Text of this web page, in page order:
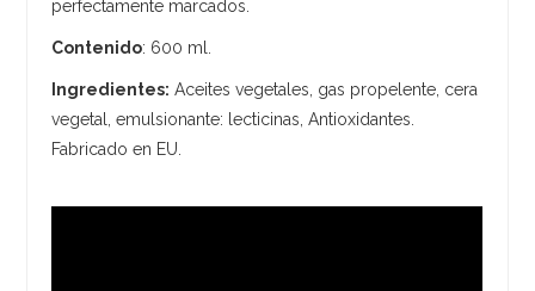
perfectamente marcados.
Contenido: 600 ml.
Ingredientes: Aceites vegetales, gas propelente, cera
vegetal, emulsionante: lecticinas, Antioxidantes.
Fabricado en EU.